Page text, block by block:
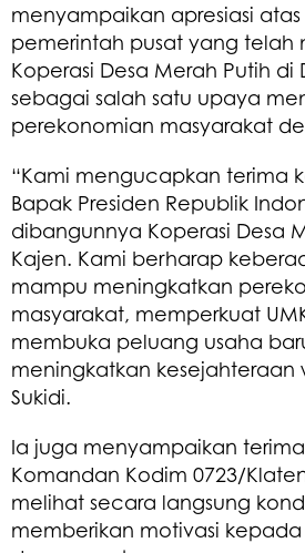
menyampaikan apresiasi
pemerintah pusat yang telah
Koperasi Desa Merah Putih di
sebagai salah satu upaya
perekonomian masyarakat
“Kami mengucapkan terima
Bapak Presiden Republik
dibangunnya Koperasi Desa
Kajen. Kami berharap
mampu meningkatkan
masyarakat, memperkuat
membuka peluang usaha
meningkatkan kesejahteraan
Sukidi.
Ia juga menyampaikan
Komandan Kodim 0723/
melihat secara langsung
memberikan motivasi